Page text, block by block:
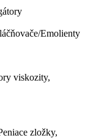
Emolienty
viskozity,
zložky,